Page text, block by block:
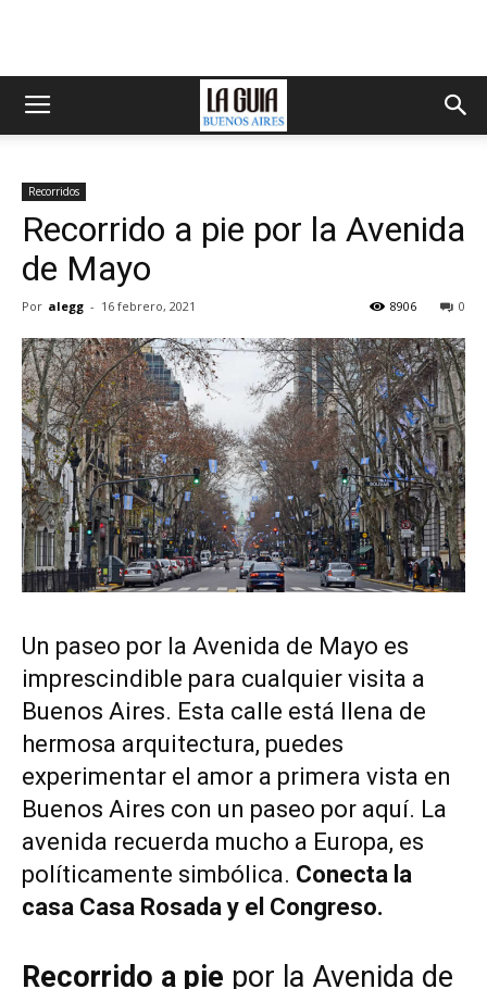
Recorridos
Recorrido a pie por la Avenida
de Mayo
Por alegg - 16 febrero, 2021 0
8906
Un paseo por la Avenida de Mayo es
imprescindible para cualquier visita a
Buenos Aires. Esta calle está llena de
hermosa arquitectura, puedes
experimentar el amor a primera vista en
Buenos Aires con un paseo por aquí. La
avenida recuerda mucho a Europa, es
políticamente simbólica. Conecta la
casa Casa Rosada y el Congreso.
Recorrido a pie por la Avenida de